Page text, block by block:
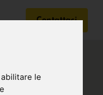
le
Contattaci